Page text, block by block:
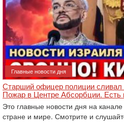
Главные новости дня
Старший офицер полиции
Пожар в Центре Абсорбции. Есть
Это главные новости дня на
стране и мире. Смотрите и